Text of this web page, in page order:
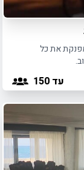
את כל
עד 150